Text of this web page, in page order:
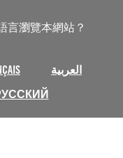
言瀏覽本網站？
العربية